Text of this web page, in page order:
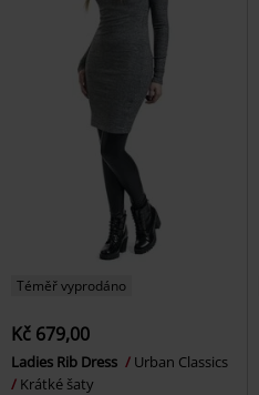
Téměř vyprodáno
Kč 679,00
Ladies Rib Dress
Urban Classics
Krátké šaty